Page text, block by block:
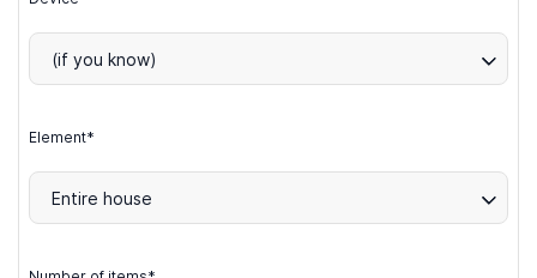
(if you know)
Element*
Entire house